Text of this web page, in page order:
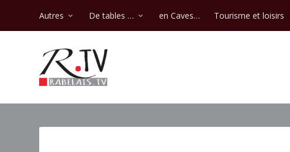
Autres De tables … en Caves… Tourisme et loisirs